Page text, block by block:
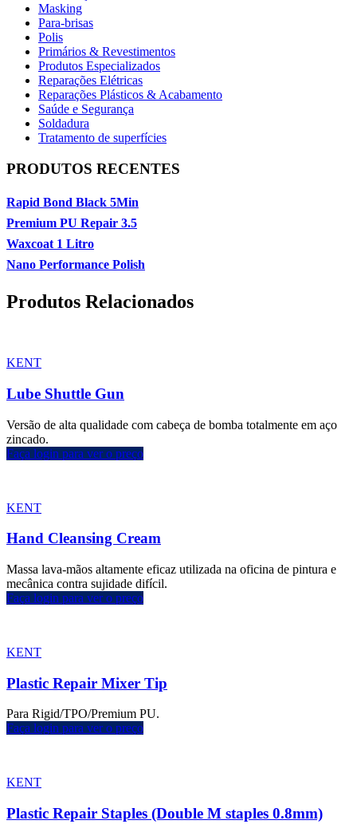
Masking
Para-brisas
Polis
Primários & Revestimentos
Produtos Especializados
Reparações Elétricas
Reparações Plásticos & Acabamento
Saúde e Segurança
Soldadura
Tratamento de superfícies
PRODUTOS RECENTES
Rapid Bond Black 5Min
Premium PU Repair 3.5
Waxcoat 1 Litro
Nano Performance Polish
Produtos Relacionados
KENT
Lube Shuttle Gun
Versão de alta qualidade com cabeça de bomba totalmente em aço
zincado.
Faça login para ver o preço
KENT
Hand Cleansing Cream
Massa lava-mãos altamente eficaz utilizada na oficina de pintura e
mecânica contra sujidade difícil.
Faça login para ver o preço
KENT
Plastic Repair Mixer Tip
Para Rigid/TPO/Premium PU.
Faça login para ver o preço
KENT
Plastic Repair Staples (Double M staples 0.8mm)